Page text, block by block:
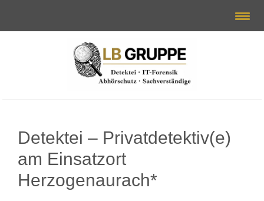
Detektei – Privatdetektiv(e)
am Einsatzort
Herzogenaurach*